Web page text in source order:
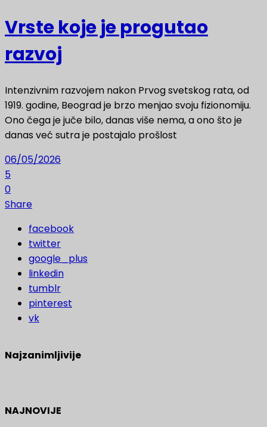
Vrste koje je progutao
razvoj
Intenzivnim razvojem nakon Prvog svetskog rata, od
1919. godine, Beograd je brzo menjao svoju fizionomiju.
Ono čega je juče bilo, danas više nema, a ono što je
danas već sutra je postajalo prošlost
06/05/2026
5
0
Share
facebook
twitter
google_plus
linkedin
tumblr
pinterest
vk
Najzanimljivije
NAJNOVIJE